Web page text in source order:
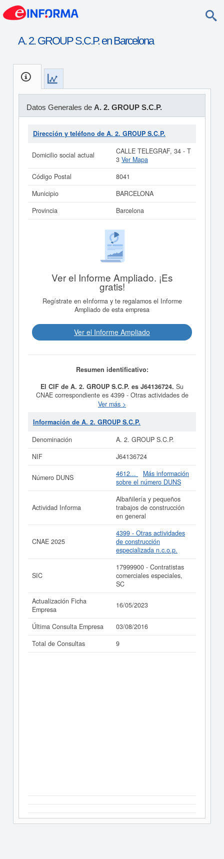
A. 2. GROUP S.C.P. en Barcelona
Datos Generales de A. 2. GROUP S.C.P.
Dirección y teléfono de A. 2. GROUP S.C.P.
Domicilio social actual
CALLE TELEGRAF, 34 - T
3 Ver Mapa
Código Postal
8041
Municipio
BARCELONA
Provincia
Barcelona
Ver el Informe Ampliado. ¡Es
gratis!
Regístrate en eInforma y te regalamos el Informe
Ampliado de esta empresa
Ver el Informe Ampliado
Resumen identificativo:
El CIF de A. 2. GROUP S.C.P. es J64136724. Su
CNAE correspondiente es 4399 - Otras actividades de
construcción especializada n.c.o.p.. Los digitos
correspondientes al número SIC deA. 2. GROUP
S.C.P.son 17999900. La consulta más reciente de la
un total de 9 consultas. Esta empresa y las similares de
saber cuales son puede hacer la consulta en esta
Si está interesado en conocer más datos de la empresa
acceder inmediatamente a
de A. 2. GROUP S.C.P. y
consultar los resultados de sus años de actividad, así
como los balances y cuentas de resultados disponibles.
La última actualización del informe de empresa se ha
realizado el 16/05/2023.
Ver más >
Información de A. 2. GROUP S.C.P.
Denominación
A. 2. GROUP S.C.P.
NIF
J64136724
Número DUNS 4612...
Más información
sobre el número DUNS
Actividad Informa
Albañilería y pequeños
trabajos de construcción
en general
CNAE 2025
4399 - Otras actividades
de construcción
especializada n.c.o.p.
SIC
17999900 - Contratistas
comerciales especiales,
SC
Actualización Ficha
Empresa
16/05/2023
Última Consulta Empresa
03/08/2016
Total de Consultas
9